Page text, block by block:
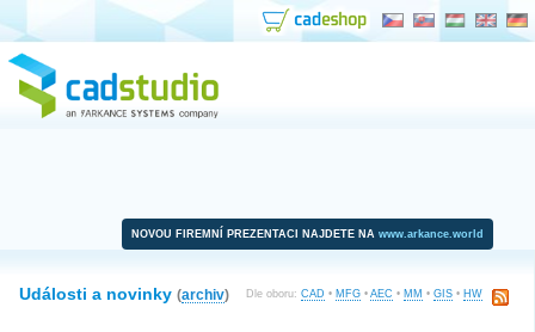
NOVOU FIREMNÍ PREZENTACI NAJDETE NA www.arkance.world
Dle oboru: CAD • MFG • AEC • MM • GIS • HW
Události a novinky (archiv)